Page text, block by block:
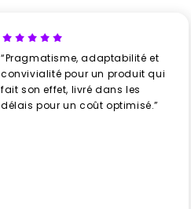
“Pragmatisme, adaptabilité et
convivialité pour un produit qui
fait son effet, livré dans les
délais pour un coût optimisé.”